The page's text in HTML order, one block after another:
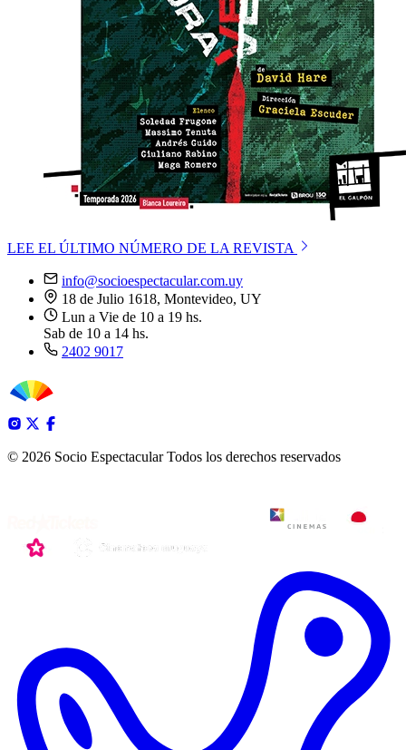
LEE EL ÚLTIMO NÚMERO DE LA REVISTA
info@socioespectacular.com.uy
18 de Julio 1618, Montevideo, UY
Lun a Vie de 10 a 19 hs.
Sab de 10 a 14 hs.
2402 9017
© 2026 Socio Espectacular Todos los derechos reservados